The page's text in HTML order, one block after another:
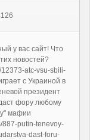
у вас сайт! Что
новостей?
atc-vsu-sbili-
с Украиной в
президент
фору любому
мафии
887-putin-tenevoy-
dast-foru-